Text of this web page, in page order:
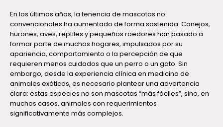
En los últimos años, la tenencia de mascotas no
convencionales ha aumentado de forma sostenida. Conejos,
hurones, aves, reptiles y pequeños roedores han pasado a
formar parte de muchos hogares, impulsados por su
apariencia, comportamiento o la percepción de que
requieren menos cuidados que un perro o un gato. Sin
embargo, desde la experiencia clínica en medicina de
animales exóticos, es necesario plantear una advertencia
clara: estas especies no son mascotas “más fáciles”, sino, en
muchos casos, animales con requerimientos
significativamente más complejos.